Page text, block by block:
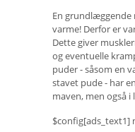
En grundlæggende
varme! Derfor er
Dette giver
og eventuelle
puder - såsom en
stavet pude - har
maven, men også
$config[ads_text1]